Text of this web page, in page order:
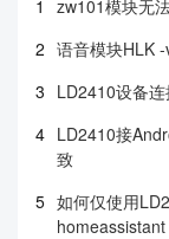
1
zw101模块无
2 语音模块HLK
3 LD2410设备
4 LD2410接
致
5 如何仅使用
homeassistant